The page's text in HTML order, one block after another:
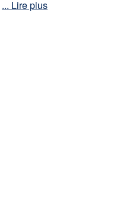
... Lire plus